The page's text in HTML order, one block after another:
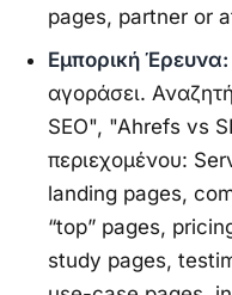
pages, partner or
Εμπορική Έρευνα:
αγοράσει.
SEO", "Ahrefs vs
περιεχομένου:
landing pages,
“top” pages,
study pages,
Start